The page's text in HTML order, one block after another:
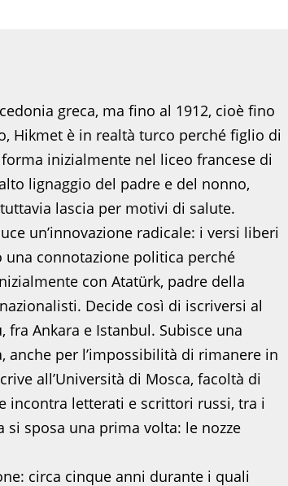
greca, ma fino al 1912, cioè fino
Hikmet è in realtà turco perché figlio di
inizialmente nel liceo francese di
lignaggio del padre e del nonno,
lascia per motivi di salute.
un’innovazione radicale: i versi liberi
connotazione politica perché
con Atatürk, padre della
Decide così di iscriversi al
Ankara e Istanbul. Subisce una
anche per l’impossibilità di rimanere in
all’Università di Mosca, facoltà di
incontra letterati e scrittori russi, tra i
sposa una prima volta: le nozze
circa cinque anni durante i quali